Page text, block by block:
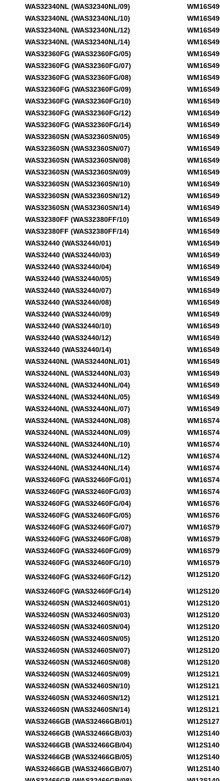
WAS32340NL (WAS32340NL/09)
WAS32340NL (WAS32340NL/10)
WAS32340NL (WAS32340NL/12)
WAS32340NL (WAS32340NL/14)
WAS32360FG (WAS32360FG/05)
WAS32360FG (WAS32360FG/07)
WAS32360FG (WAS32360FG/08)
WAS32360FG (WAS32360FG/09)
WAS32360FG (WAS32360FG/10)
WAS32360FG (WAS32360FG/12)
WAS32360FG (WAS32360FG/14)
WAS32360SN (WAS32360SN/05)
WAS32360SN (WAS32360SN/07)
WAS32360SN (WAS32360SN/08)
WAS32360SN (WAS32360SN/09)
WAS32360SN (WAS32360SN/10)
WAS32360SN (WAS32360SN/12)
WAS32360SN (WAS32360SN/14)
WAS32380FF (WAS32380FF/10)
WAS32380FF (WAS32380FF/14)
WAS32440 (WAS32440/01)
WAS32440 (WAS32440/03)
WAS32440 (WAS32440/04)
WAS32440 (WAS32440/05)
WAS32440 (WAS32440/07)
WAS32440 (WAS32440/08)
WAS32440 (WAS32440/09)
WAS32440 (WAS32440/10)
WAS32440 (WAS32440/12)
WAS32440 (WAS32440/14)
WAS32440NL (WAS32440NL/01)
WAS32440NL (WAS32440NL/03)
WAS32440NL (WAS32440NL/04)
WAS32440NL (WAS32440NL/05)
WAS32440NL (WAS32440NL/07)
WAS32440NL (WAS32440NL/08)
WAS32440NL (WAS32440NL/09)
WAS32440NL (WAS32440NL/10)
WAS32440NL (WAS32440NL/12)
WAS32440NL (WAS32440NL/14)
WAS32460FG (WAS32460FG/01)
WAS32460FG (WAS32460FG/03)
WAS32460FG (WAS32460FG/04)
WAS32460FG (WAS32460FG/05)
WAS32460FG (WAS32460FG/07)
WAS32460FG (WAS32460FG/08)
WAS32460FG (WAS32460FG/09)
WAS32460FG (WAS32460FG/10)
WAS32460FG (WAS32460FG/12)
WAS32460FG (WAS32460FG/14)
WAS32460SN (WAS32460SN/01)
WAS32460SN (WAS32460SN/03)
WAS32460SN (WAS32460SN/04)
WAS32460SN (WAS32460SN/05)
WAS32460SN (WAS32460SN/07)
WAS32460SN (WAS32460SN/08)
WAS32460SN (WAS32460SN/09)
WAS32460SN (WAS32460SN/10)
WAS32460SN (WAS32460SN/12)
WAS32460SN (WAS32460SN/14)
WAS32466GB (WAS32466GB/01)
WAS32466GB (WAS32466GB/03)
WAS32466GB (WAS32466GB/04)
WAS32466GB (WAS32466GB/05)
WAS32466GB (WAS32466GB/07)